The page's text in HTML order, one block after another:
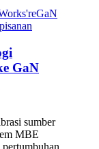
GaN
sumber
MBE